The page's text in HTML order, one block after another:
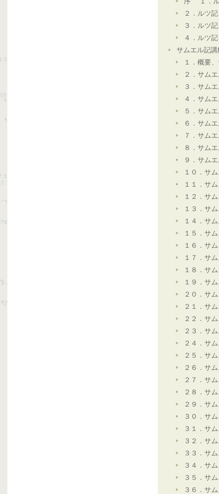
２．ルツ
３．ルツ
４．ルツ
サムエル記講
１．概要
２．サム
３．サム
４．サム
５．サム
６．サム
７．サム
８．サム
９．サム
１０．サ
１１．サ
１２．サ
１３．サ
１４．サ
１５．サ
１６．サ
１７．サ
１８．サ
１９．サ
２０．サ
２１．サ
２２．サ
２３．サ
２４．サ
２５．サ
２６．サ
２７．サ
２８．サ
２９．サ
３０．サ
３１．サ
３２．サ
３３．サ
３４．サ
３５．サ
３６．サ